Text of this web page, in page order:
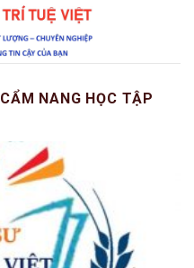
CẨM NANG HỌC TẬP